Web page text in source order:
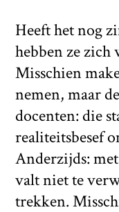
Heeft het nog
hebben ze
Misschien
nemen, maar
docenten: die
realiteitsbesef
Anderzijds:
valt niet te
trekken.